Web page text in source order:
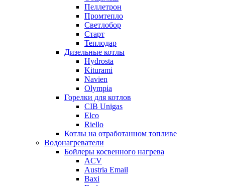
Пеллетрон
Промтепло
Светлобор
Старт
Теплодар
Дизельные котлы
Hydrosta
Kiturami
Navien
Olympia
Горелки для котлов
CIB Unigas
Elco
Riello
Котлы на отработанном топливе
Водонагреватели
Бойлеры косвенного нагрева
ACV
Austria Email
Baxi